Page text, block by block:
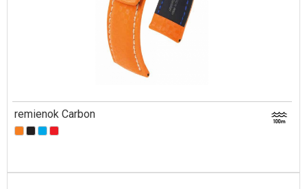
remienok Carbon